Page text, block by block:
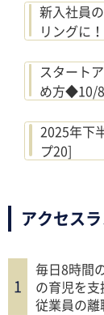
新入社員
リングに！
スタート
め方◆10/
2025年下
プ20]
アクセス
毎日8時間
の育児を
従業員の離